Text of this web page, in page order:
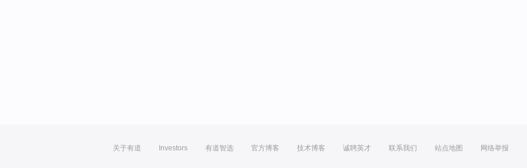
关于有道 Investors 有道智选 官方博客 技术博客 诚聘英才 联系我们 站点地图 网络举报